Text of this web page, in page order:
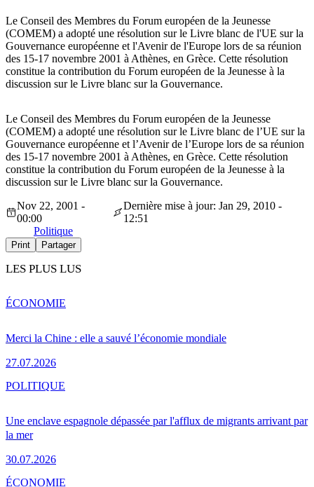
Le Conseil des Membres du Forum européen de la Jeunesse
(COMEM) a adopté une résolution sur le Livre blanc de l'UE sur la
Gouvernance européenne et l'Avenir de l'Europe lors de sa réunion
des 15-17 novembre 2001 à Athènes, en Grèce. Cette résolution
constitue la contribution du Forum européen de la Jeunesse à la
discussion sur le Livre blanc sur la Gouvernance.
Le Conseil des Membres du Forum européen de la Jeunesse
(COMEM) a adopté une résolution sur le Livre blanc de l’UE sur la
Gouvernance européenne et l’Avenir de l’Europe lors de sa réunion
des 15-17 novembre 2001 à Athènes, en Grèce. Cette résolution
constitue la contribution du Forum européen de la Jeunesse à la
discussion sur le Livre blanc sur la Gouvernance.
Nov 22, 2001 -
00:00
Dernière mise à jour: Jan 29, 2010 -
12:51
Politique
Print Partager
LES PLUS LUS
Merci la Chine : elle a sauvé l’économie mondiale
27.07.2026
ÉCONOMIE
Une enclave espagnole dépassée par l'afflux de migrants arrivant par
la mer
30.07.2026
POLITIQUE
ÉCONOMIE